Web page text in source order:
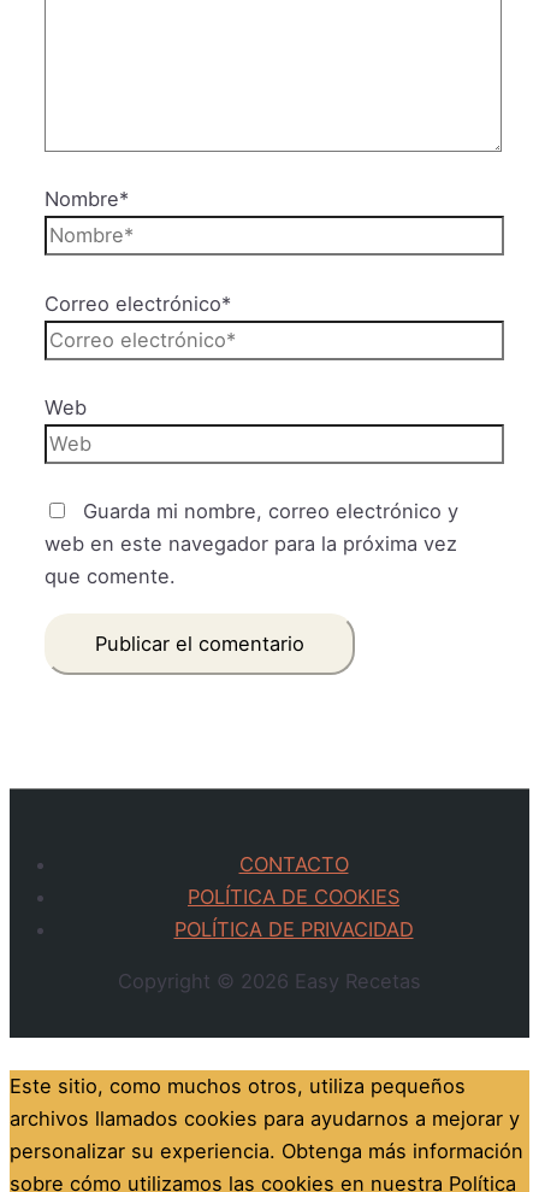
Nombre*
Correo electrónico*
Web
Guarda mi nombre, correo electrónico y
web en este navegador para la próxima vez
que comente.
CONTACTO
POLÍTICA DE COOKIES
POLÍTICA DE PRIVACIDAD
Copyright © 2026 Easy Recetas
Este sitio, como muchos otros, utiliza pequeños
archivos llamados cookies para ayudarnos a mejorar y
personalizar su experiencia. Obtenga más información
sobre cómo utilizamos las cookies en nuestra Política